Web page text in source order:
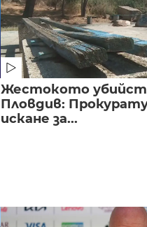
Жестокото
Пловдив:
искане за...